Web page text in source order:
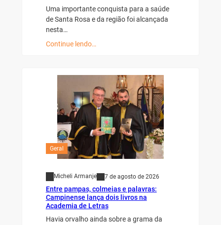
Uma importante conquista para a saúde
de Santa Rosa e da região foi alcançada
nesta…
Continue lendo…
Geral
Micheli Armanje 7 de agosto de 2026
Entre pampas, colmeias e palavras:
Campinense lança dois livros na
Academia de Letras
Havia orvalho ainda sobre a grama da